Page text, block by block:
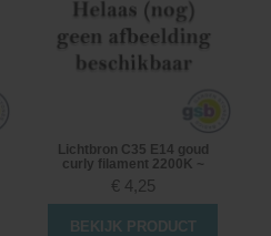
Lichtbron C35 E14 goud
curly filament 2200K ~
€ 4,25
BEKIJK PRODUCT